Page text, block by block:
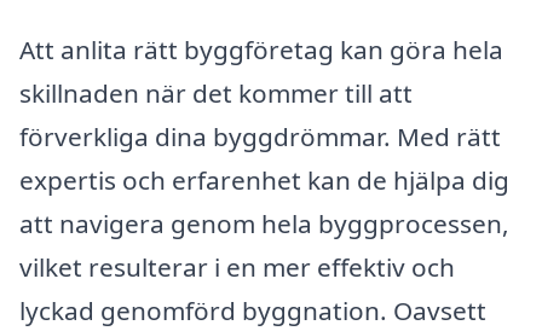
Att anlita rätt byggföretag kan göra hela
skillnaden när det kommer till att
förverkliga dina byggdrömmar. Med rätt
expertis och erfarenhet kan de hjälpa dig
att navigera genom hela byggprocessen,
vilket resulterar i en mer effektiv och
lyckad genomförd byggnation. Oavsett